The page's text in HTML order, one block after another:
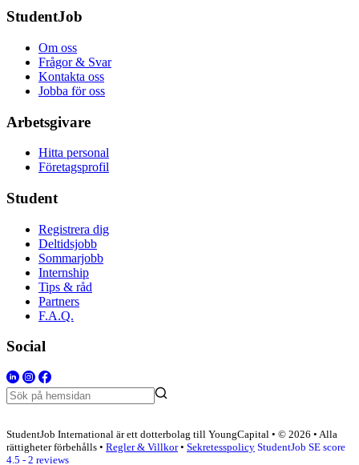
StudentJob
Om oss
Frågor & Svar
Kontakta oss
Jobba för oss
Arbetsgivare
Hitta personal
Företagsprofil
Student
Registrera dig
Deltidsjobb
Sommarjobb
Internship
Tips & råd
Partners
F.A.Q.
Social
StudentJob International är ett dotterbolag till YoungCapital • © 2026 • Alla
rättigheter förbehålls • Regler & Villkor• Sekretesspolicy StudentJob SE score
4.5 - 2 reviews